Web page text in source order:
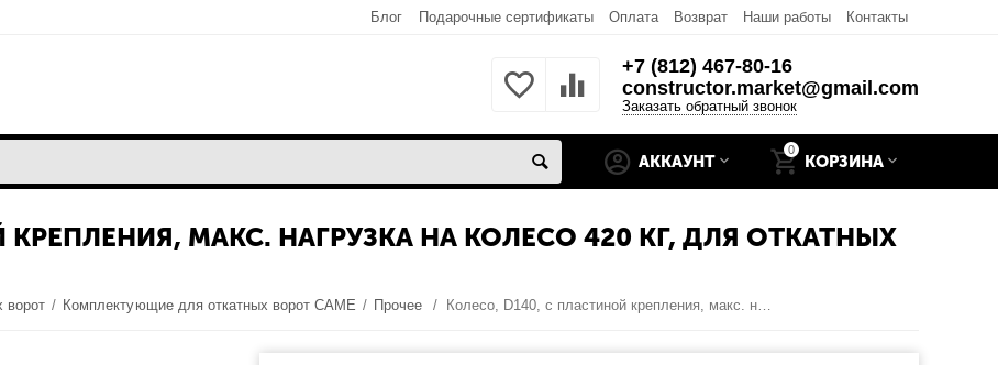
Блог Подарочные сертификаты Оплата Возврат Наши работы Контакты
+7 (812) 467-80-16
constructor.market@gmail.com
Заказать обратный звонок
0
КОРЗИНА
АККАУНТ
МАКС. НАГРУЗКА НА КОЛЕСО 420 КГ, ДЛЯ ОТКАТНЫХ
ворот / Комплектующие для откатных ворот CAME / Прочее / Колесо, D140, с пластиной крепления, макс. нагрузка на колесо 420 кг, для откатных (сдвижных) ворот